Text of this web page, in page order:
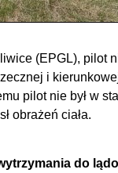
(EPGL), pilot
i
pilot nie był w
obrażeń ciała.
do